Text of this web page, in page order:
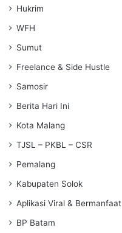
Hukrim
WFH
Sumut
Freelance & Side Hustle
Samosir
Berita Hari Ini
Kota Malang
TJSL – PKBL – CSR
Pemalang
Kabupaten Solok
Aplikasi Viral & Bermanfaat
BP Batam